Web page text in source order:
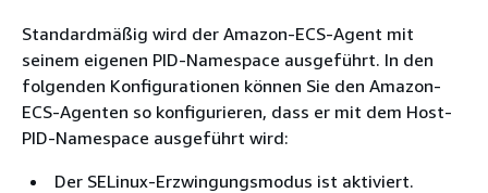
Standardmäßig wird der Amazon-ECS-Agent mit
seinem eigenen PID-Namespace ausgeführt. In den
folgenden Konfigurationen können Sie den Amazon-
ECS-Agenten so konfigurieren, dass er mit dem Host-
PID-Namespace ausgeführt wird:
Der SELinux-Erzwingungsmodus ist aktiviert.